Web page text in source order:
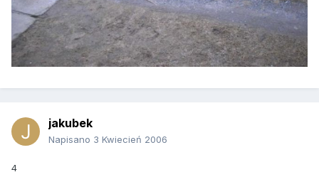
jakubek
Napisano 3 Kwiecień 2006
4